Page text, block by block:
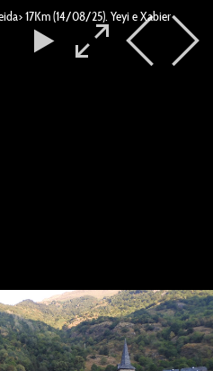
17Km (14/08/25). Yeyi e Xabier